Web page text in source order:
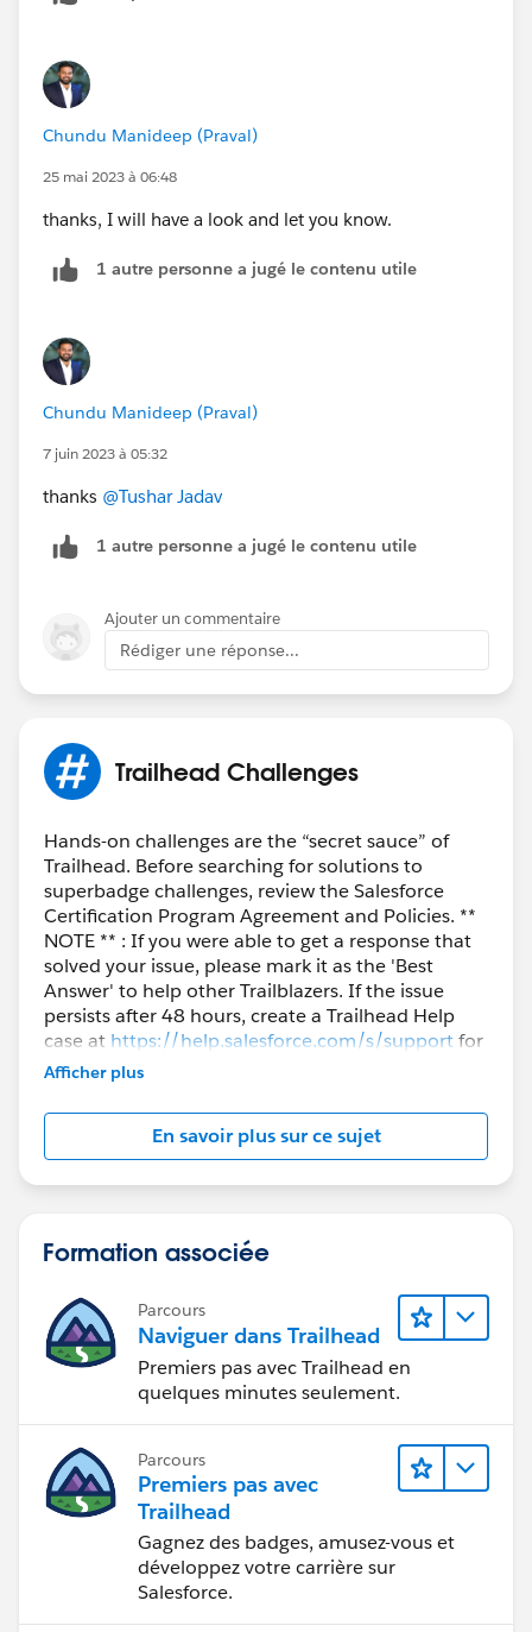
Chundu Manideep (Praval)
25 mai 2023 à 06:48
thanks, I will have a look and let you know.
1 autre personne a jugé le contenu utile
Chundu Manideep (Praval)
7 juin 2023 à 05:32
thanks @Tushar Jadav
1 autre personne a jugé le contenu utile
Ajouter un commentaire
Rédiger une réponse...
Trailhead Challenges
Hands-on challenges are the “secret sauce” of
Trailhead. Before searching for solutions to
superbadge challenges, review the Salesforce
Certification Program Agreement and Policies. **
NOTE ** : If you were able to get a response that
solved your issue, please mark it as the 'Best
Answer' to help other Trailblazers. If the issue
persists after 48 hours, create a Trailhead Help
case at https://help.salesforce.com/s/supportfor
further assistance.
Afficher plus
En savoir plus sur ce sujet
Formation associée
Parcours
Naviguer dans Trailhead
Premiers pas avec Trailhead en
quelques minutes seulement.
Parcours
Premiers pas avec
Trailhead
Gagnez des badges, amusez-vous et
développez votre carrière sur
Salesforce.